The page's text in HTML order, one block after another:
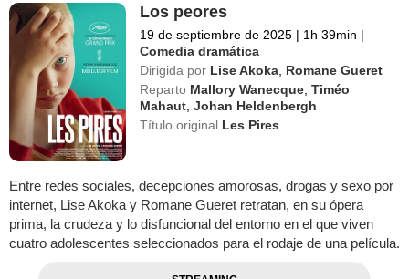
Los peores
19 de septiembre de 2025 | 1h 39min |
Comedia dramática
Dirigida por Lise Akoka Romane Gueret
Reparto Mallory Wanecque ,Timéo
Mahaut ,Johan Heldenbergh
Título original Les Pires
Entre redes sociales, decepciones amorosas, drogas y sexo por
internet, Lise Akoka y Romane Gueret retratan, en su ópera
prima, la crudeza y lo disfuncional del entorno en el que viven
cuatro adolescentes seleccionados para el rodaje de una película.